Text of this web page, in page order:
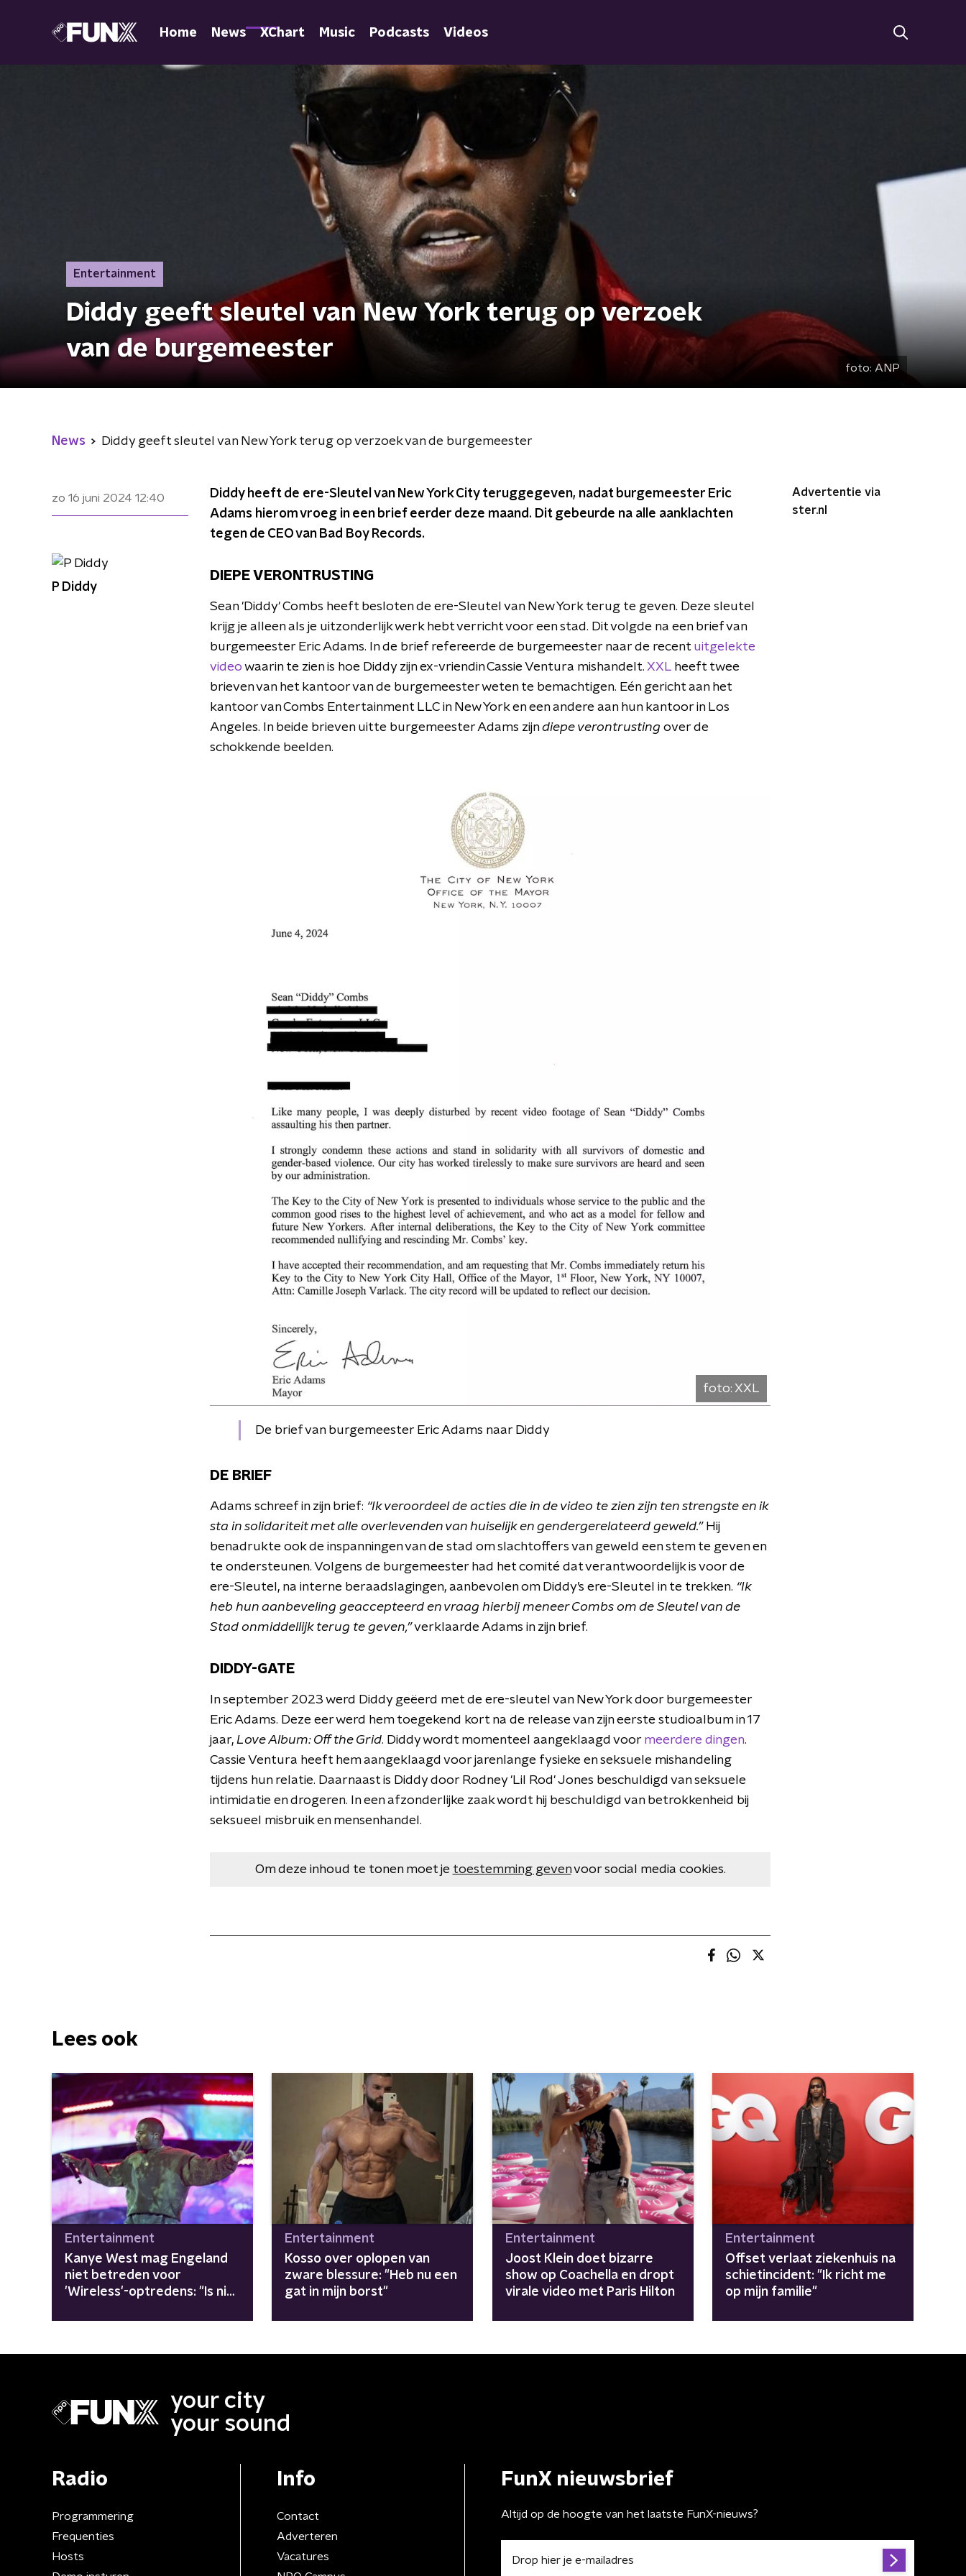
Home News XChart Music Podcasts Videos
Entertainment
Diddy geeft sleutel van New York terug op verzoek
van de burgemeester
foto: ANP
News Diddy geeft sleutel van New York terug op verzoek van de burgemeester
zo 16 juni 2024 12:40
Diddy heeft de ere-Sleutel van New York City teruggegeven, nadat burgemeester Eric
Adams hierom vroeg in een brief eerder deze maand. Dit gebeurde na alle aanklachten
tegen de CEO van Bad Boy Records.
DIEPE VERONTRUSTING
Sean 'Diddy' Combs heeft besloten de ere-Sleutel van New York terug te geven. Deze sleutel
krijg je alleen als je uitzonderlijk werk hebt verricht voor een stad. Dit volgde na een brief van
burgemeester Eric Adams. In de brief refereerde de burgemeester naar de recent uitgelekte
video waarin te zien is hoe Diddy zijn ex-vriendin Cassie Ventura mishandelt. XXL heeft twee
brieven van het kantoor van de burgemeester weten te bemachtigen. Eén gericht aan het
kantoor van Combs Entertainment LLC in New York en een andere aan hun kantoor in Los
Angeles. In beide brieven uitte burgemeester Adams zijndiepe verontrusting over de
schokkende beelden.
foto: XXL
De brief van burgemeester Eric Adams naar Diddy
DE BRIEF
Adams schreef in zijn brief: “Ik veroordeel de acties die in de video te zien zijn ten strengste en ik
sta in solidariteit met alle overlevenden van huiselijk en gendergerelateerd geweld.” Hij
benadrukte ook de inspanningen van de stad om slachtoffers van geweld een stem te geven en
te ondersteunen. Volgens de burgemeester had het comité dat verantwoordelijk is voor de
ere-Sleutel, na interne beraadslagingen, aanbevolen om Diddy’s ere-Sleutel in te trekken. “Ik
heb hun aanbeveling geaccepteerd en vraag hierbij meneer Combs om de Sleutel van de
Stad onmiddellijk terug te geven,”verklaarde Adams in zijn brief.
DIDDY-GATE
In september 2023 werd Diddy geëerd met de ere-sleutel van New York door burgemeester
Eric Adams. Deze eer werd hem toegekend kort na de release van zijn eerste studioalbum in 17
jaar, Love Album: Off the Grid. Diddy wordt momenteel aangeklaagd voor meerdere dingen.
Cassie Ventura heeft hem aangeklaagd voor jarenlange fysieke en seksuele mishandeling
tijdens hun relatie. Daarnaast is Diddy door Rodney 'Lil Rod' Jones beschuldigd van seksuele
intimidatie en drogeren. In een afzonderlijke zaak wordt hij beschuldigd van betrokkenheid bij
seksueel misbruik en mensenhandel.
Om deze inhoud te tonen moet je toestemming gevenvoor social media cookies.
Advertentie via
ster.nl
P Diddy
Lees ook
Entertainment
Kanye West mag Engeland
niet betreden voor
'Wireless'-optredens: "Is niet
Entertainment
Kosso over oplopen van
zware blessure: "Heb nu een
gat in mijn borst"
Entertainment
Joost Klein doet bizarre
show op Coachella en dropt
virale video met Paris Hilton
Entertainment
Offset verlaat ziekenhuis na
schietincident: "Ik richt me
op mijn familie"
your city
your sound
Radio
Programmering
Frequenties
Hosts
Info
Contact
Adverteren
Vacatures
FunX nieuwsbrief
Altijd op de hoogte van het laatste FunX-nieuws?